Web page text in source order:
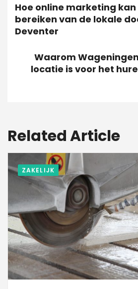
Hoe online marketing
bereiken van de lokale
Deventer
Waarom
locatie is voor het
Related Article
ZAKELIJK